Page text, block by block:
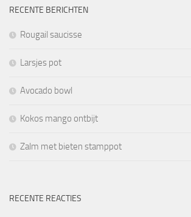
RECENTE BERICHTEN
Rougail saucisse
Larsjes pot
Avocado bowl
Kokos mango ontbijt
Zalm met bieten stamppot
RECENTE REACTIES